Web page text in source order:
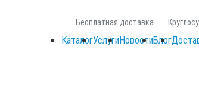
Бесплатная доставка
КаталогУслугиНовостиБлог